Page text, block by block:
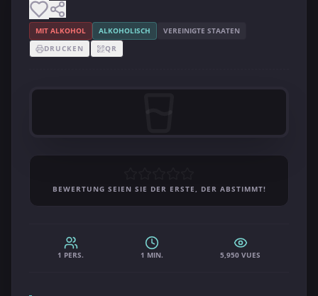
MIT ALKOHOL ALKOHOLISCH
VEREINIGTE STAATEN
DRUCKEN
QR
BEWERTUNG SEIEN SIE DER ERSTE, DER ABSTIMMT!
1 PERS. 1 MIN. 5,950 VUES